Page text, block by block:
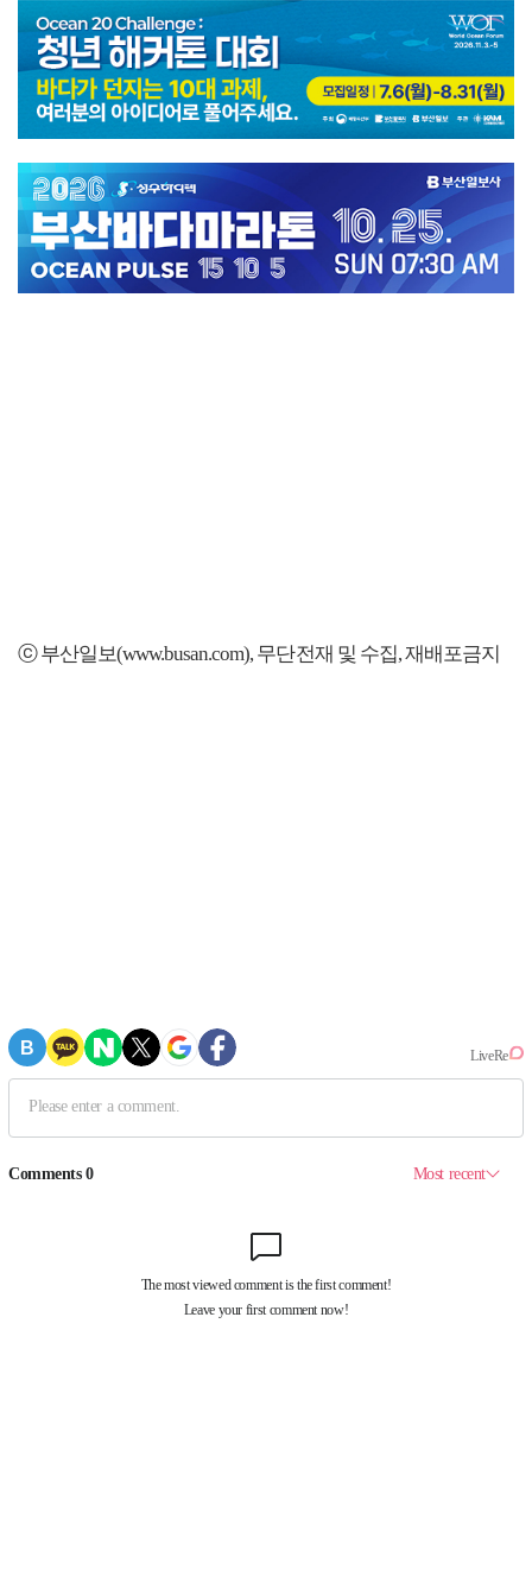
ⓒ 부산일보(www.busan.com), 무단전재 및 수집, 재배포금지